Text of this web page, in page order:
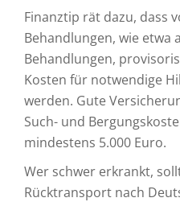
Finanztip rät dazu, dass
Behandlungen, wie
Behandlungen,
Kosten für notwendige
werden. Gute
Such- und
mindestens 5.000 Euro.
Wer schwer erkrankt,
Rücktransport nach